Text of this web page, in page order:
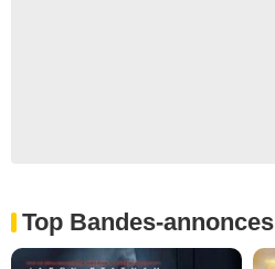
Top Bandes-annonces